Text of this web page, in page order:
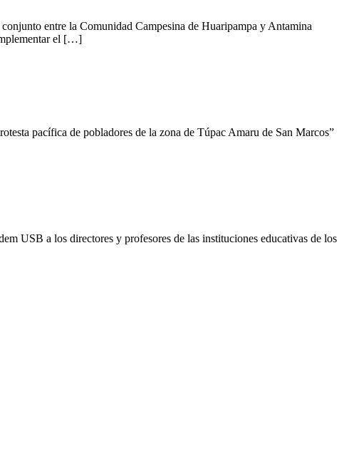
entre la Comunidad Campesina de Huaripampa y Antamina
el […]
pacífica de pobladores de la zona de Túpac Amaru de San Marcos”
USB a los directores y profesores de las instituciones educativas de los